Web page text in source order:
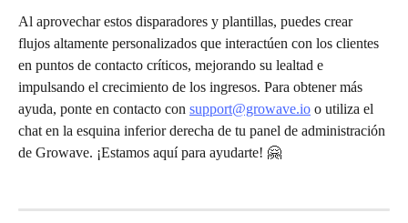
Al aprovechar estos disparadores y plantillas, puedes crear
flujos altamente personalizados que interactúen con los clientes
en puntos de contacto críticos, mejorando su lealtad e
impulsando el crecimiento de los ingresos. Para obtener más
ayuda, ponte en contacto con support@growave.io o utiliza el
chat en la esquina inferior derecha de tu panel de administración
de Growave. ¡Estamos aquí para ayudarte! 🤗